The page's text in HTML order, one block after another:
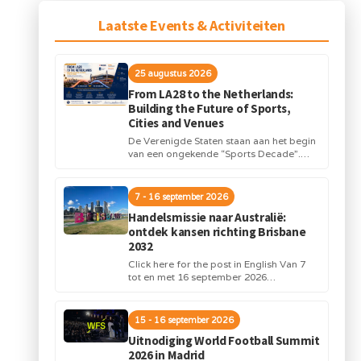
Laatste Events & Activiteiten
25 augustus 2026
From LA28 to the Netherlands:
Building the Future of Sports,
Cities and Venues
De Verenigde Staten staan aan het begin
van een ongekende “Sports Decade”.
infrastructuur...
7 - 16 september 2026
Handelsmissie naar Australië:
ontdek kansen richting Brisbane
2032
Click here for the post in English Van 7
tot en met 16 september 2026
15 - 16 september 2026
Uitnodiging World Football Summit
2026 in Madrid